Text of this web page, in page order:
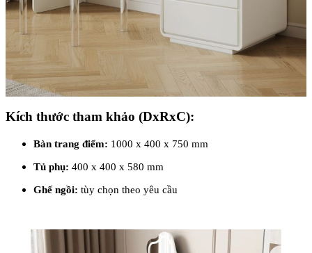
Kích thước tham khảo (DxRxC):
Bàn trang điểm: 1000 x 400 x 750 mm
Tủ phụ: 400 x 400 x 580 mm
Ghế ngồi: tùy chọn theo yêu cầu